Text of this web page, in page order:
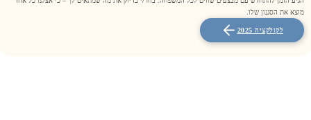
מוצא את הסגנון שלו.
לקולקציה 2025